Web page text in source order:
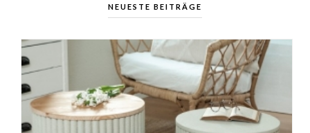
NEUESTE BEITRÄGE